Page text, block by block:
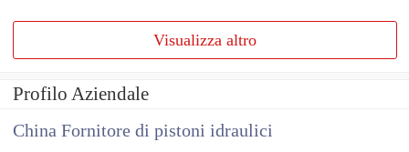
Visualizza altro
Profilo Aziendale
China Fornitore di pistoni idraulici